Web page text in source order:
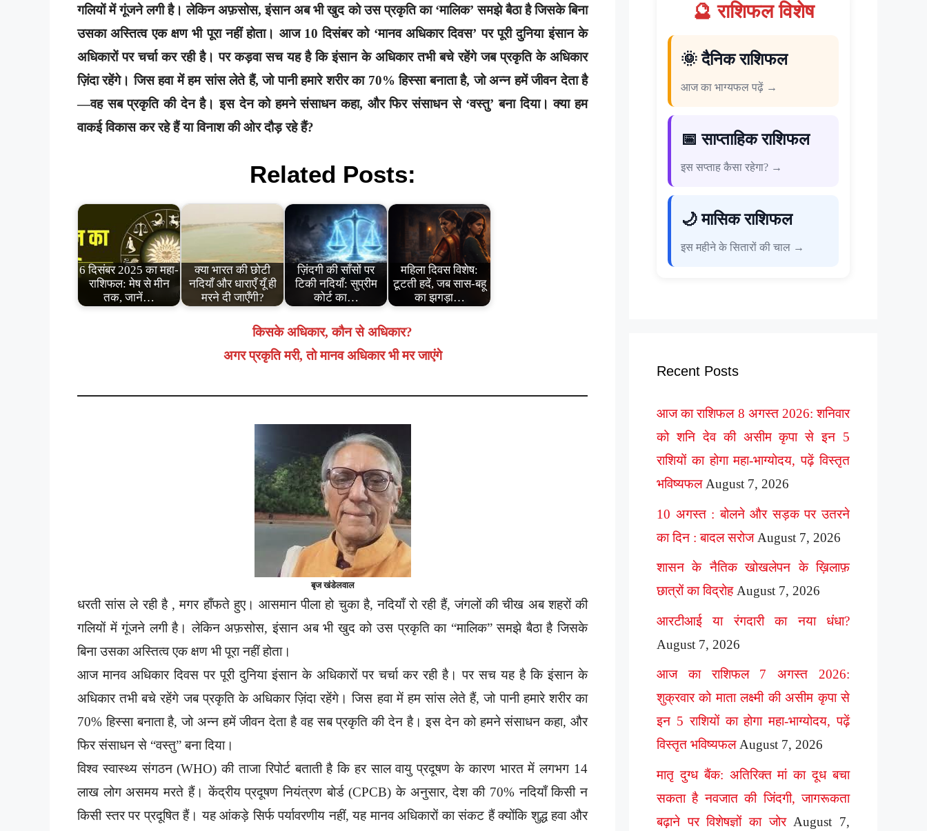
गलियों में गूंजने लगी है। लेकिन अफ़सोस, इंसान अब भी खुद को उस प्रकृति का ‘मालिक’ समझे बैठा है जिसके बिना
उसका अस्तित्व एक क्षण भी पूरा नहीं होता। आज 10 दिसंबर को ‘मानव अधिकार दिवस’ पर पूरी दुनिया इंसान के
अधिकारों पर चर्चा कर रही है। पर कड़वा सच यह है कि इंसान के अधिकार तभी बचे रहेंगे जब प्रकृति के अधिकार
ज़िंदा रहेंगे। जिस हवा में हम सांस लेते हैं, जो पानी हमारे शरीर का 70% हिस्सा बनाता है, जो अन्न हमें जीवन देता है
—वह सब प्रकृति की देन है। इस देन को हमने संसाधन कहा, और फिर संसाधन से ‘वस्तु’ बना दिया। क्या हम
वाकई विकास कर रहे हैं या विनाश की ओर दौड़ रहे हैं?
Related Posts:
6 दिसंबर 2025 का महा-
राशिफल: मेष से मीन
तक, जानें…
क्या भारत की छोटी
नदियाँ और धाराएँ यूँ ही
मरने दी जाएँगी?
ज़िंदगी की साँसों पर
टिकी नदियाँ: सुप्रीम
कोर्ट का…
महिला दिवस विशेष:
टूटती हदें, जब सास-बहू
का झगड़ा…
किसके अधिकार, कौन से अधिकार?
अगर प्रकृति मरी, तो मानव अधिकार भी मर जाएंगे
बृज खंडेलवाल
धरती सांस ले रही है , मगर हाँफते हुए। आसमान पीला हो चुका है, नदियाँ रो रही हैं, जंगलों की चीख अब शहरों की
गलियों में गूंजने लगी है। लेकिन अफ़सोस, इंसान अब भी खुद को उस प्रकृति का “मालिक” समझे बैठा है जिसके
बिना उसका अस्तित्व एक क्षण भी पूरा नहीं होता।
आज मानव अधिकार दिवस पर पूरी दुनिया इंसान के अधिकारों पर चर्चा कर रही है। पर सच यह है कि इंसान के
अधिकार तभी बचे रहेंगे जब प्रकृति के अधिकार ज़िंदा रहेंगे। जिस हवा में हम सांस लेते हैं, जो पानी हमारे शरीर का
70% हिस्सा बनाता है, जो अन्न हमें जीवन देता है वह सब प्रकृति की देन है। इस देन को हमने संसाधन कहा, और
फिर संसाधन से “वस्तु” बना दिया।
विश्व स्वास्थ्य संगठन (WHO) की ताजा रिपोर्ट बताती है कि हर साल वायु प्रदूषण के कारण भारत में लगभग 14
लाख लोग असमय मरते हैं। केंद्रीय प्रदूषण नियंत्रण बोर्ड (CPCB) के अनुसार, देश की 70% नदियाँ किसी न
किसी स्तर पर प्रदूषित हैं। यह आंकड़े सिर्फ पर्यावरणीय नहीं, यह मानव अधिकारों का संकट हैं क्योंकि शुद्ध हवा और
🔮 राशिफल विशेष
🌞 दैनिक राशिफल
आज का भाग्यफल पढ़ें →
📅 साप्ताहिक राशिफल
इस सप्ताह कैसा रहेगा? →
🌙 मासिक राशिफल
इस महीने के सितारों की चाल →
Recent Posts
आज का राशिफल 8 अगस्त 2026: शनिवार
को शनि देव की असीम कृपा से इन 5
राशियों का होगा महा-भाग्योदय, पढ़ें विस्तृत
भविष्यफल August 7, 2026
10 अगस्त : बोलने और सड़क पर उतरने
का दिन : बादल सरोज August 7, 2026
शासन के नैतिक खोखलेपन के ख़िलाफ़
छात्रों का विद्रोह August 7, 2026
आरटीआई या रंगदारी का नया धंधा?
August 7, 2026
आज का राशिफल 7 अगस्त 2026:
शुक्रवार को माता लक्ष्मी की असीम कृपा से
इन 5 राशियों का होगा महा-भाग्योदय, पढ़ें
विस्तृत भविष्यफल August 7, 2026
मातृ दुग्ध बैंक: अतिरिक्त मां का दूध बचा
सकता है नवजात की जिंदगी, जागरूकता
बढ़ाने पर विशेषज्ञों का जोर August 7,